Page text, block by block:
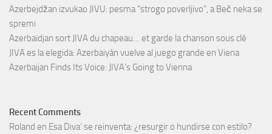
Azerbejdžan izvukao JIVU: pesma “strogo poverljivo”, a Beč neka se
spremi
Azerbaïdjan sort JIVA du chapeau… et garde la chanson sous clé
JIVA es la elegida: Azerbaiyán vuelve al juego grande en Viena
Azerbaijan Finds Its Voice: JIVA’s Going to Vienna
Recent Comments
Roland en Esa Diva’ se reinventa: ¿resurgir o hundirse con estilo?